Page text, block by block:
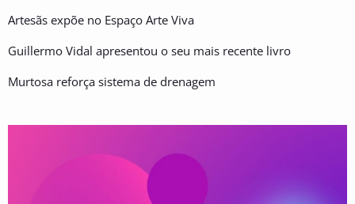
Artesãs expõe no Espaço Arte Viva
Guillermo Vidal apresentou o seu mais recente livro
Murtosa reforça sistema de drenagem